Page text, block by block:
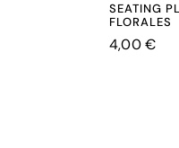
SEATING
FLORALES
4,00€